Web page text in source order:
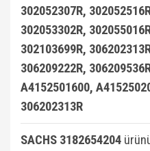
302052307R,
302053302R,
302103699R,
306209222R,
A4152501600,
306202313R
SACHS 3182654204